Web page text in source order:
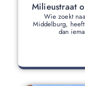
Milieustraat
Wie zoekt
Middelburg,
dan